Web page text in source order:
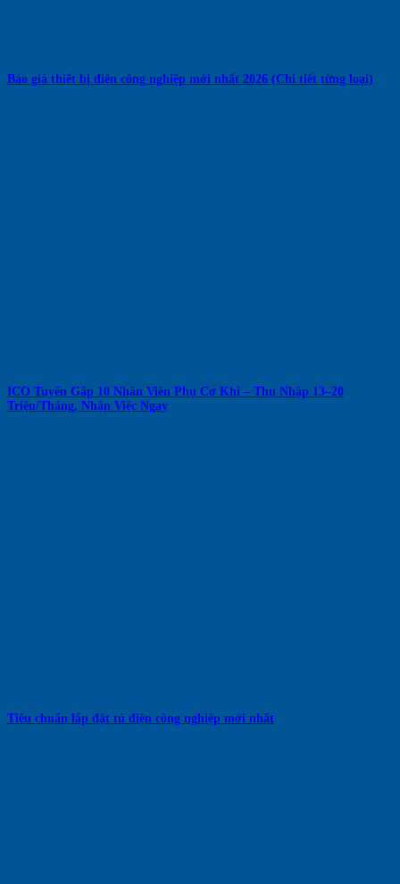
Báo giá thiết bị điện công nghiệp mới nhất 2026 (Chi tiết từng loại)
ICO Tuyển Gấp 10 Nhân Viên Phụ Cơ Khí – Thu Nhập 13–20
Triệu/Tháng, Nhận Việc Ngay
Tiêu chuẩn lắp đặt tủ điện công nghiệp mới nhất